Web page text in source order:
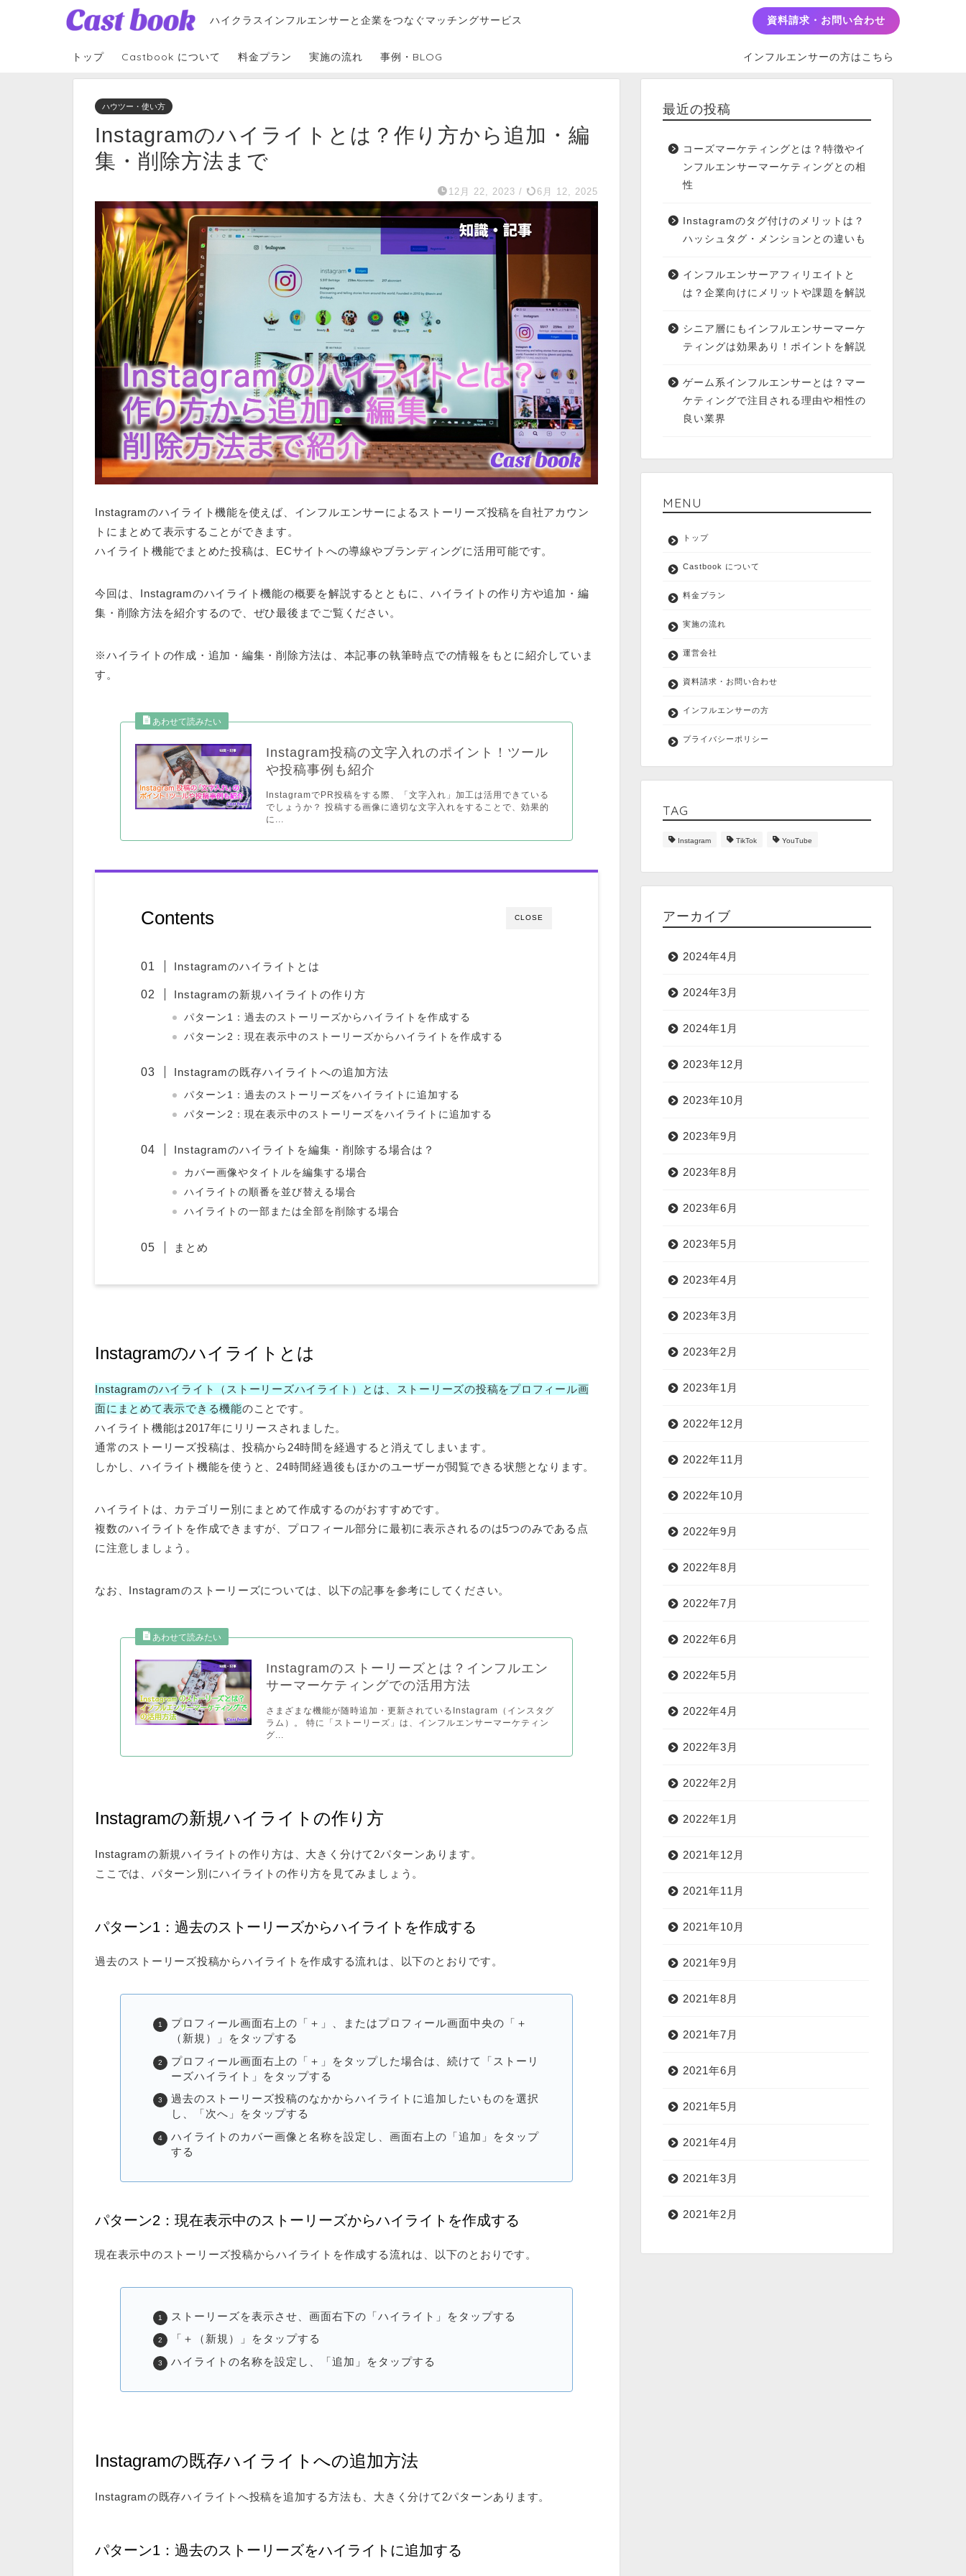
ハイクラスインフルエンサーと企業をつなぐマッチングサービス 資料請求・お問い合わせ
トップ Castbook について 料金プラン 実施の流れ 事例・BLOG インフルエンサーの方はこちら
ハウツー・使い方
Instagramのハイライトとは？作り方から追加・編
集・削除方法まで
12月 22, 2023 / 6月 12, 2025
Instagramのハイライト機能を使えば、インフルエンサーによるストーリーズ投稿を自社アカウン
トにまとめて表示することができます。
ハイライト機能でまとめた投稿は、ECサイトへの導線やブランディングに活用可能です。
今回は、Instagramのハイライト機能の概要を解説するとともに、ハイライトの作り方や追加・編
集・削除方法を紹介するので、ぜひ最後までご覧ください。
※ハイライトの作成・追加・編集・削除方法は、本記事の執筆時点での情報をもとに紹介していま
す。
Instagram投稿の文字入れのポイント！ツール
や投稿事例も紹介
InstagramでPR投稿をする際、「文字入れ」加工は活用できている
でしょうか？ 投稿する画像に適切な文字入れをすることで、効果的
に...
CLOSE
Contents
Instagramのハイライトとは
Instagramの新規ハイライトの作り方
パターン1：過去のストーリーズからハイライトを作成する
パターン2：現在表示中のストーリーズからハイライトを作成する
Instagramの既存ハイライトへの追加方法
パターン1：過去のストーリーズをハイライトに追加する
パターン2：現在表示中のストーリーズをハイライトに追加する
Instagramのハイライトを編集・削除する場合は？
カバー画像やタイトルを編集する場合
ハイライトの順番を並び替える場合
ハイライトの一部または全部を削除する場合
まとめ
Instagramのハイライトとは
Instagramのハイライト（ストーリーズハイライト）とは、ストーリーズの投稿をプロフィール画
面にまとめて表示できる機能のことです。
ハイライト機能は2017年にリリースされました。
通常のストーリーズ投稿は、投稿から24時間を経過すると消えてしまいます。
しかし、ハイライト機能を使うと、24時間経過後もほかのユーザーが閲覧できる状態となります。
ハイライトは、カテゴリー別にまとめて作成するのがおすすめです。
複数のハイライトを作成できますが、プロフィール部分に最初に表示されるのは5つのみである点
に注意しましょう。
なお、Instagramのストーリーズについては、以下の記事を参考にしてください。
Instagramのストーリーズとは？インフルエン
サーマーケティングでの活用方法
さまざまな機能が随時追加・更新されているInstagram（インスタグ
ラム）。 特に「ストーリーズ」は、インフルエンサーマーケティン
グ...
Instagramの新規ハイライトの作り方
Instagramの新規ハイライトの作り方は、大きく分けて2パターンあります。
ここでは、パターン別にハイライトの作り方を見てみましょう。
パターン1：過去のストーリーズからハイライトを作成する
過去のストーリーズ投稿からハイライトを作成する流れは、以下のとおりです。
プロフィール画面右上の「＋」、またはプロフィール画面中央の「＋
（新規）」をタップする
プロフィール画面右上の「＋」をタップした場合は、続けて「ストーリ
ーズハイライト」をタップする
過去のストーリーズ投稿のなかからハイライトに追加したいものを選択
し、「次へ」をタップする
ハイライトのカバー画像と名称を設定し、画面右上の「追加」をタップ
する
パターン2：現在表示中のストーリーズからハイライトを作成する
現在表示中のストーリーズ投稿からハイライトを作成する流れは、以下のとおりです。
ストーリーズを表示させ、画面右下の「ハイライト」をタップする
「＋（新規）」をタップする
ハイライトの名称を設定し、「追加」をタップする
Instagramの既存ハイライトへの追加方法
Instagramの既存ハイライトへ投稿を追加する方法も、大きく分けて2パターンあります。
パターン1：過去のストーリーズをハイライトに追加する
最近の投稿
コーズマーケティングとは？特徴やイ
ンフルエンサーマーケティングとの相
性
Instagramのタグ付けのメリットは？
ハッシュタグ・メンションとの違いも
インフルエンサーアフィリエイトと
は？企業向けにメリットや課題を解説
シニア層にもインフルエンサーマーケ
ティングは効果あり！ポイントを解説
ゲーム系インフルエンサーとは？マー
ケティングで注目される理由や相性の
良い業界
MENU
トップ
Castbook について
料金プラン
実施の流れ
運営会社
資料請求・お問い合わせ
インフルエンサーの方
プライバシーポリシー
TAG
Instagram TikTok YouTube
アーカイブ
2024年4月
2024年3月
2024年1月
2023年12月
2023年10月
2023年9月
2023年8月
2023年6月
2023年5月
2023年4月
2023年3月
2023年2月
2023年1月
2022年12月
2022年11月
2022年10月
2022年9月
2022年8月
2022年7月
2022年6月
2022年5月
2022年4月
2022年3月
2022年2月
2022年1月
2021年12月
2021年11月
2021年10月
2021年9月
2021年8月
2021年7月
2021年6月
2021年5月
2021年4月
2021年3月
2021年2月